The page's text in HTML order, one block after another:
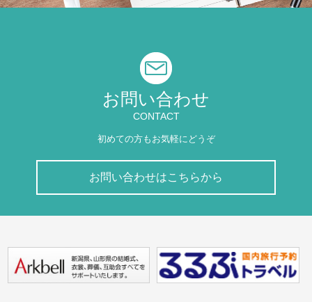
お問い合わせ
CONTACT
初めての方もお気軽にどうぞ
お問い合わせはこちらから